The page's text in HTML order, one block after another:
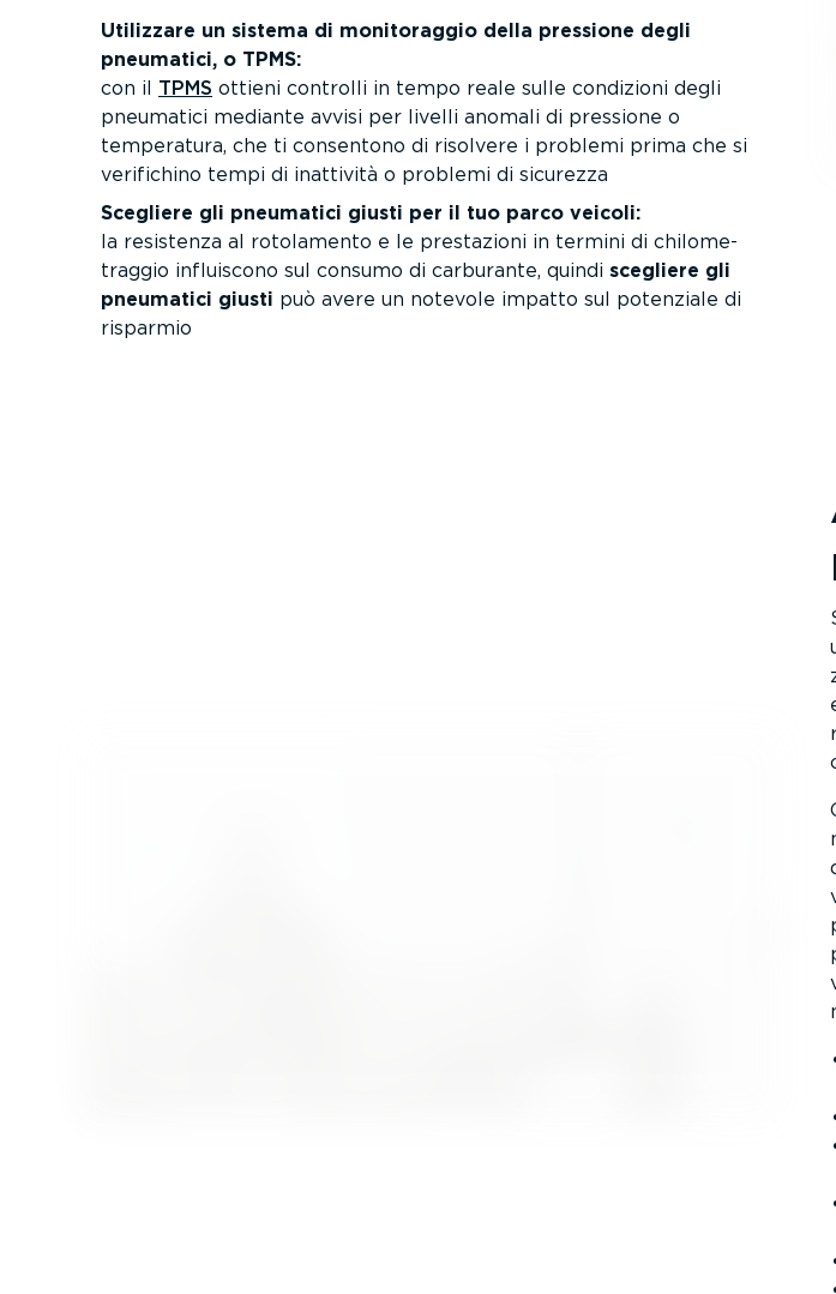
Utilizzare un sistema di monito­raggio della pressione degli
pneumatici, o TPMS:
con il TPMS ottieni controlli in tempo reale sulle condizioni degli
pneumatici mediante avvisi per livelli anomali di pressione o
temperatura, che ti consentono di risolvere i problemi prima che si
verifichino tempi di inattività o problemi di sicurezza
Scegliere gli pneumatici giusti per il tuo parco veicoli:
la resistenza al rotolamento e le prestazioni in termini di chilo­me­
traggio influiscono sul consumo di carburante, quindi scegliere gli
pneumatici giusti può avere un notevole impatto sul potenziale di
risparmio